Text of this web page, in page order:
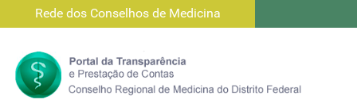
Rede dos Conselhos de Medicina